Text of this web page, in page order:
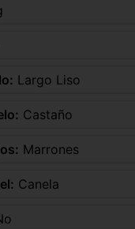
Largo Liso
Castaño
Marrones
Canela